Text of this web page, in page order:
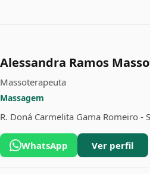
Alessandra Ramos
Massoterapeuta
Massagem
R. Doná Carmelita Gama Romeiro -
WhatsApp Ver perfil